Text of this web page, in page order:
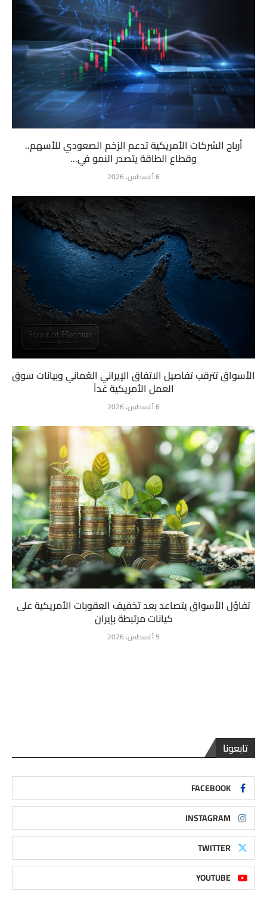
أرباح الشركات الأمريكية تدعم الزخم الصعودي للأسهم..
وقطاع الطاقة يتصدر النمو في...
6 أغسطس، 2026
الأسواق تترقب تفاصيل الاتفاق الإيراني العُماني وبيانات سوق
العمل الأمريكية غداً
6 أغسطس، 2026
تفاؤل الأسواق يتصاعد بعد تخفيف العقوبات الأمريكية على
كيانات مرتبطة بإيران
5 أغسطس، 2026
تابعونا
FACEBOOK
INSTAGRAM
TWITTER
YOUTUBE